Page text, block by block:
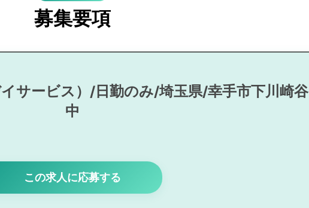
募集要項
サービス）/日勤のみ/埼玉県/幸手市下川崎谷
中
この求人に応募する